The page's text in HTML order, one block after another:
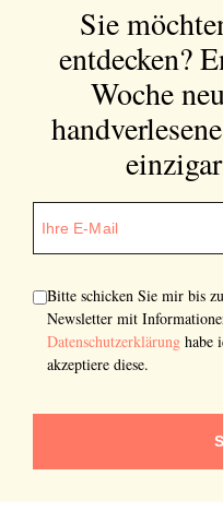
Sie
entdecken?
Woche
Bitte schicken Sie mir bis
Newsletter mit
Datenschutzerklärung habe
akzeptiere diese.